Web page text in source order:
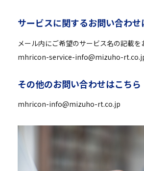
サービスに関するお問い合わせ
メール内にご希望のサービス名の記載を
mhricon-service-info@mizuho-
その他のお問い合わせはこちら
mhricon-info@mizuho-rt.co.jp